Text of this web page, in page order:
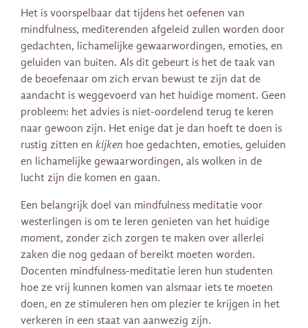
Het is voorspelbaar dat tijdens het oefenen van
mindfulness, mediterenden afgeleid zullen worden door
gedachten, lichamelijke gewaarwordingen, emoties, en
geluiden van buiten. Als dit gebeurt is het de taak van
de beoefenaar om zich ervan bewust te zijn dat de
aandacht is weggevoerd van het huidige moment. Geen
probleem: het advies is niet-oordelend terug te keren
naar gewoon zijn. Het enige dat je dan hoeft te doen is
rustig zitten en kijken hoe gedachten, emoties, geluiden
en lichamelijke gewaarwordingen, als wolken in de
lucht zijn die komen en gaan.
Een belangrijk doel van mindfulness meditatie voor
westerlingen is om te leren genieten van het huidige
moment, zonder zich zorgen te maken over allerlei
zaken die nog gedaan of bereikt moeten worden.
Docenten mindfulness-meditatie leren hun studenten
hoe ze vrij kunnen komen van alsmaar iets te moeten
doen, en ze stimuleren hen om plezier te krijgen in het
verkeren in een staat van aanwezig zijn.